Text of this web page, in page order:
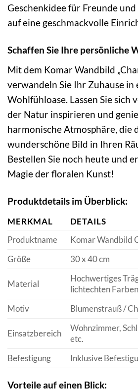
Geschenkidee für Freunde
auf eine geschmackvolle
Schaffen Sie Ihre persönliche
Mit dem Komar Wandbild
verwandeln Sie Ihr Zuhause in
Wohlfühloase. Lassen Sie sich
der Natur inspirieren und
harmonische Atmosphäre, die
wunderschöne Bild in Ihren
Bestellen Sie noch heute und
Magie der floralen Kunst!
Produktdetails im Überblick:
MERKMAL
DETAILS
Produktname
Komar Wandbild
Größe
30 x 40 cm
Material
Hochwertiges
lichtechten Farben
Motiv
Blumenstrauß /
Einsatzbereich
Wohnzimmer,
etc.
Befestigung
Inklusive
Vorteile auf einen Blick: